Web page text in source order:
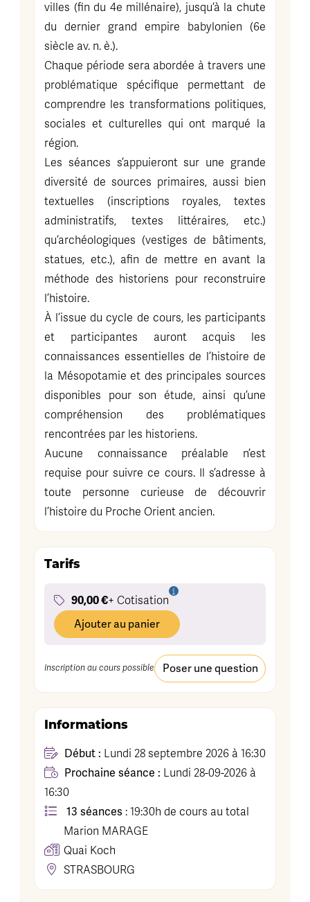
villes (fin du 4e millénaire), jusqu’à la chute
du dernier grand empire babylonien (6e
siècle av. n. è.).
Chaque période sera abordée à travers une
problématique spécifique permettant de
comprendre les transformations politiques,
sociales et culturelles qui ont marqué la
région.
Les séances s’appuieront sur une grande
diversité de sources primaires, aussi bien
textuelles (inscriptions royales, textes
administratifs, textes littéraires, etc.)
qu’archéologiques (vestiges de bâtiments,
statues, etc.), afin de mettre en avant la
méthode des historiens pour reconstruire
l’histoire.
À l’issue du cycle de cours, les participants
et participantes auront acquis les
connaissances essentielles de l’histoire de
la Mésopotamie et des principales sources
disponibles pour son étude, ainsi qu’une
compréhension des problématiques
rencontrées par les historiens.
Aucune connaissance préalable n’est
requise pour suivre ce cours. Il s’adresse à
toute personne curieuse de découvrir
l’histoire du Proche Orient ancien.
Tarifs
90,00 €+ Cotisation
Ajouter au panier
Inscription au cours possible Poser une question
Informations
Début : Lundi 28 septembre 2026 à 16:30
Prochaine séance : Lundi 28-09-2026 à
16:30
13 séances : 19:30h de cours au total
Marion MARAGE
Quai Koch
STRASBOURG